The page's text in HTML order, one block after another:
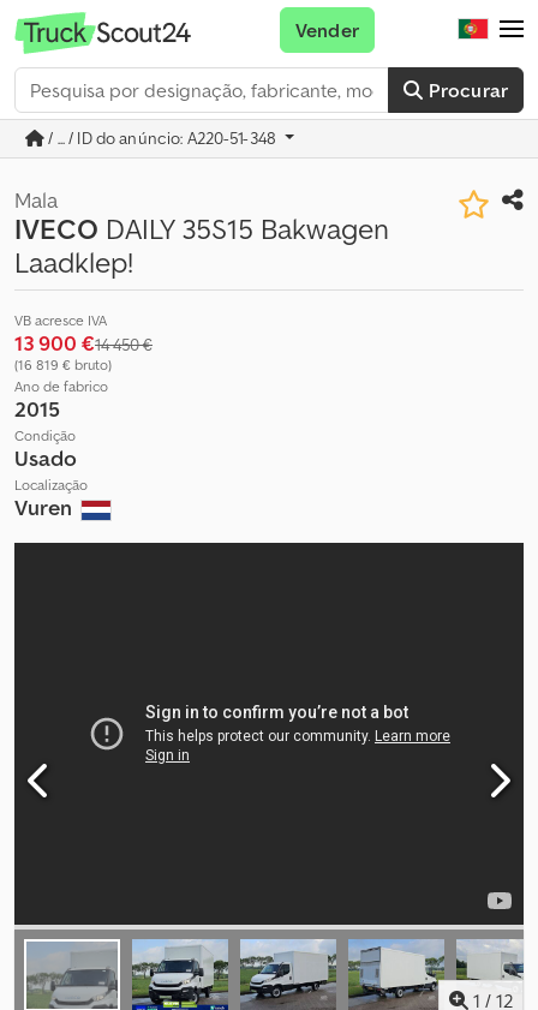
Procurar
Vender
/ ... / ID do anúncio: A220-51-348
Mala
IVECO DAILY 35S15 Bakwagen
Laadklep!
VB acresce IVA
13 900 €14 450 €
(16 819 € bruto)
Ano de fabrico
2015
Condição
Usado
Localização
Vuren
1 / 12